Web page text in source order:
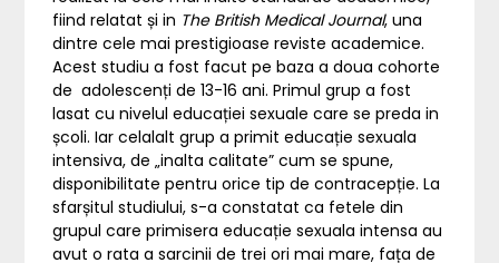
fiind relatat și in The British Medical Journal, una
dintre cele mai prestigioase reviste academice.
Acest studiu a fost facut pe baza a doua cohorte
de adolescenți de 13-16 ani. Primul grup a fost
lasat cu nivelul educației sexuale care se preda in
școli. Iar celalalt grup a primit educație sexuala
intensiva, de „inalta calitate” cum se spune,
disponibilitate pentru orice tip de contracepție. La
sfarșitul studiului, s-a constatat ca fetele din
grupul care primisera educație sexuala intensa au
avut o rata a sarcinii de trei ori mai mare, fața de